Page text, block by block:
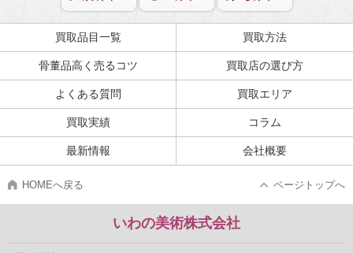
買取品目一覧 買取方法
骨董品高く売るコツ 買取店の選び方
よくある質問 買取エリア
買取実績 コラム
最新情報 会社概要
HOMEへ戻る ページトップへ
いわの美術株式会社